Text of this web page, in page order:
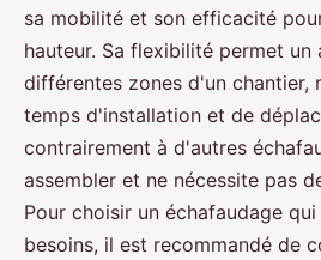
sa mobilité et son efficacité
hauteur. Sa flexibilité permet un
différentes zones d'un chantier,
temps d'installation et de
contrairement à d'autres
assembler et ne nécessite pas
Pour choisir un échafaudage
besoins, il est recommandé de